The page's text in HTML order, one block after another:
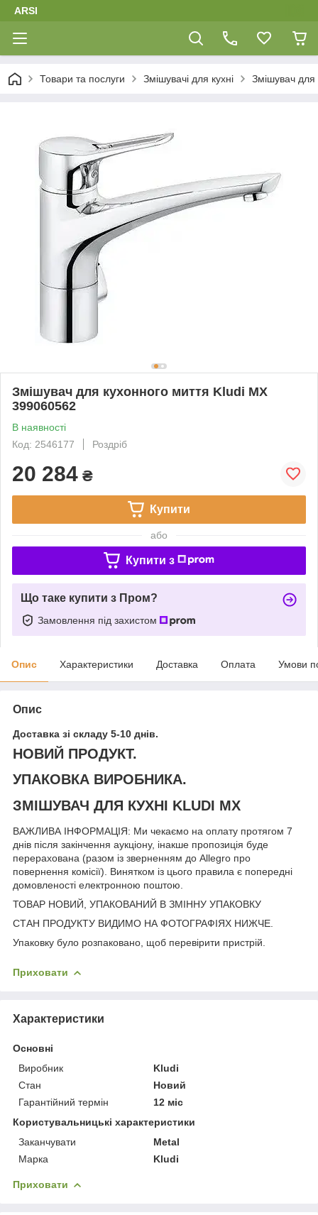
ARSI
Товари та послуги Змішувачі для кухні Змішувач для
Змішувач для кухонного миття Kludi MX
399060562
В наявності
Код: 2546177
Роздріб
20 284 ₴
Купити
або
Купити з
Що таке купити з Пром?
Замовлення під захистом
Опис Характеристики Доставка Оплата Умови
Опис
Доставка зі складу 5-10 днів.
НОВИЙ ПРОДУКТ.
УПАКОВКА ВИРОБНИКА.
ЗМІШУВАЧ ДЛЯ КУХНІ KLUDI MX
ВАЖЛИВА ІНФОРМАЦІЯ: Ми чекаємо на оплату протягом 7
днів після закінчення аукціону, інакше пропозиція буде
перерахована (разом із зверненням до Allegro про
повернення комісії). Винятком із цього правила є попередні
домовленості електронною поштою.
ТОВАР НОВИЙ, УПАКОВАНИЙ В ЗМІННУ УПАКОВКУ
СТАН ПРОДУКТУ ВИДИМО НА ФОТОГРАФІЯХ НИЖЧЕ.
Упаковку було розпаковано, щоб перевірити пристрій.
Приховати
Характеристики
Основні
Виробник
Kludi
Стан
Новий
Гарантійний термін
12 міс
Користувальницькі характеристики
Заканчувати
Metal
Марка
Kludi
Приховати